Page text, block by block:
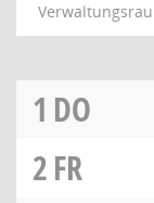
1 DO
2FR